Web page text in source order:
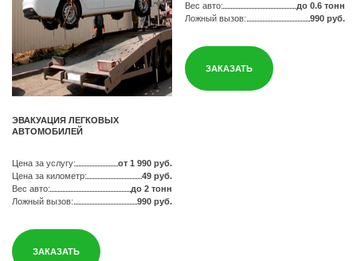
ЭВАКУАЦИЯ ЛЕГКОВЫХ
АВТОМОБИЛЕЙ
Цена за услугу:
от 1 990 руб.
Цена за километр:
49 руб.
Вес авто:
до 2 тонн
Ложный вызов:
990 руб.
ЗАКАЗАТЬ
Вес авто:
до 0.6 тонн
Ложный вызов:
990 руб.
ЗАКАЗАТЬ